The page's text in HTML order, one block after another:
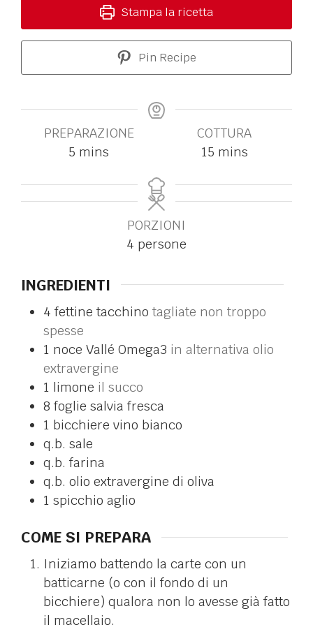
Stampa la ricetta
Pin Recipe
PREPARAZIONE
5 mins
COTTURA
15 mins
PORZIONI
4 persone
INGREDIENTI
4 fettine tacchino tagliate non troppo
spesse
1 noce Vallé Omega3 in alternativa olio
extravergine
1 limone il succo
8 foglie salvia fresca
1 bicchiere vino bianco
q.b. sale
q.b. farina
q.b. olio extravergine di oliva
1 spicchio aglio
COME SI PREPARA
Iniziamo battendo la carte con un
batticarne (o con il fondo di un
bicchiere) qualora non lo avesse già fatto
il macellaio.